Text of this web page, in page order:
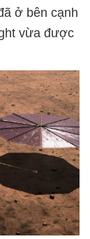
ở bên cạnh
vừa được